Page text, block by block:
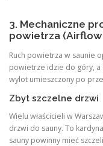
3. Mechaniczne
powietrza (Airflow
Ruch powietrza w saunie
powietrze idzie do góry,
wylot umieszczony po
Zbyt szczelne drzwi
Wielu właścicieli w
drzwi do sauny. To
sauny powinny mieć